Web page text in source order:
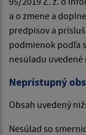
a o zmene a
predpisov a
podmienok podľa
nesúladu uvedené
Neprístupný
Obsah uvedený
Nesúlad so